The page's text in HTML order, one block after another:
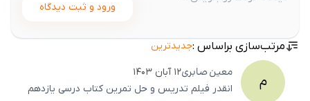
ورود و ثبت دیدگاه
مرتب‌سازی براساس :جدیدترین
م معینصابری۱۲ آبان ۱۴۰۳
انقدر فیلم تدریس و حل تمرین کتاب درسی یازدهم